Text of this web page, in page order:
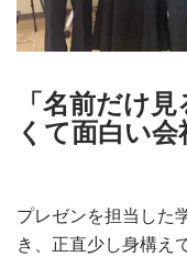
「名前だけ
くて面白い会
プレゼンを担当した
き、正直少し身構え